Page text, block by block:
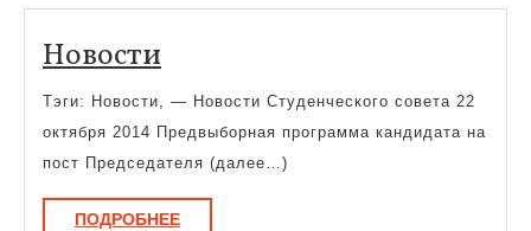
НовостиНовости
Тэги: Новости, — Новости Студенческого совета 22
октября 2014 Предвыборная программа кандидата на
пост Председателя (далее…)
ПОДРОБНЕЕПОДРОБНЕЕ